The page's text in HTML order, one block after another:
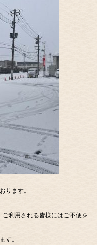
ります。
利用される皆様にはご不便を
す。